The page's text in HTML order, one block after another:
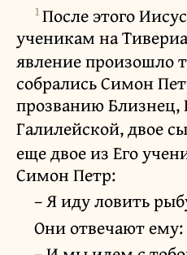
1После этого
ученикам на
явление произошло
собрались Симон
прозванию
Галилейской, двое
еще двое из Его
Симон Петр:
– Я иду ловить
Они отвечают ему: